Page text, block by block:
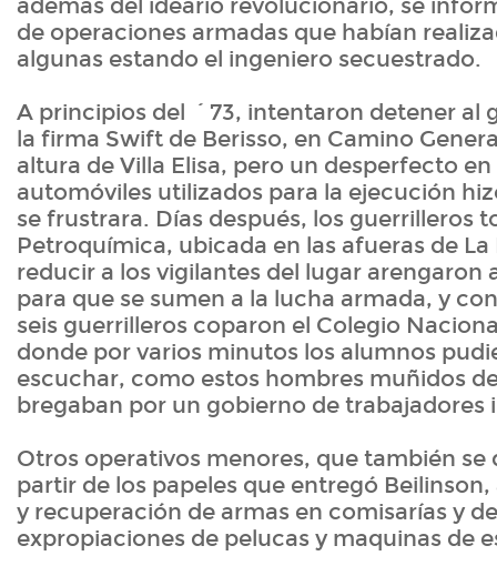
de operaciones armadas que habían
algunas estando el ingeniero secuestrado.
A principios del ´73, intentaron detener al
la firma Swift de Berisso, en Camino
altura de Villa Elisa, pero un desperfecto
automóviles utilizados para la ejecución
se frustrara. Días después, los guerrilleros
Petroquímica, ubicada en las afueras de
reducir a los vigilantes del lugar arengaron
para que se sumen a la lucha armada, y
seis guerrilleros coparon el Colegio
donde por varios minutos los alumnos
escuchar, como estos hombres muñidos
bregaban por un gobierno de trabajadores
Otros operativos menores, que también se
partir de los papeles que entregó
y recuperación de armas en comisarías y
expropiaciones de pelucas y maquinas de